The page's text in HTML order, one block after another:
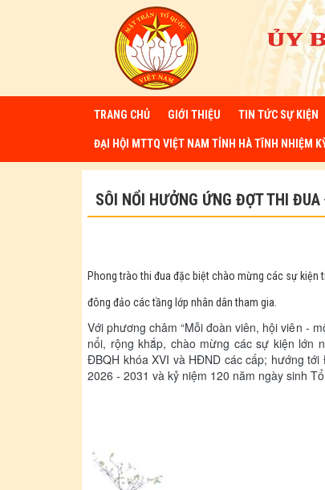
TRANG CHỦ GIỚI THIỆU TIN TỨC SỰ KIỆN
ĐẠI HỘI MTTQ VIỆT NAM TỈNH HÀ TĨNH NHIỆM
SÔI NỔI HƯỞNG ỨNG ĐỢT THI
Phong trào thi đua đặc biệt chào mừng các sự kiện
đông đảo các tầng lớp nhân dân tham gia.
Với phương châm “Mỗi đoàn viên, hội viên -
nổi, rộng khắp, chào mừng các sự kiện lớn
ĐBQH khóa XVI và HĐND các cấp; hướng
2026 - 2031 và kỷ niệm 120 năm ngày sinh